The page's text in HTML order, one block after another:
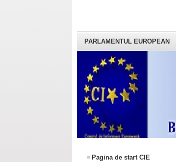
PARLAMENTUL EUROPEAN
Pagina de start CIE